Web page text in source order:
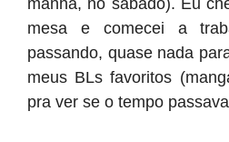
manhã, no sábado). Eu
mesa e comecei a
passando, quase nada
meus BLs favoritos
pra ver se o tempo